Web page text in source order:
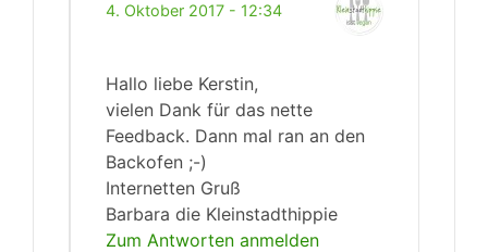
4. Oktober 2017 - 12:34
Hallo liebe Kerstin,
vielen Dank für das nette
Feedback. Dann mal ran an den
Backofen ;-)
Internetten Gruß
Barbara die Kleinstadthippie
Zum Antworten anmelden